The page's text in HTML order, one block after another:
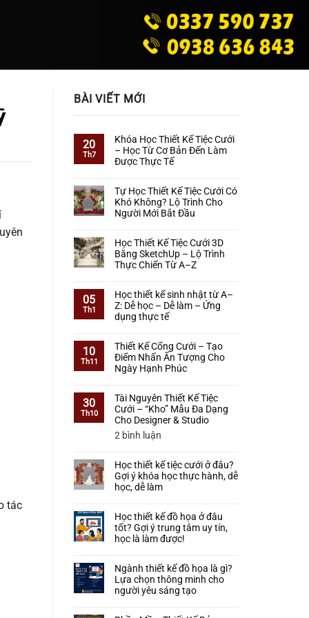
tác
BÀI VIẾT MỚI
20
Th7
Khóa Học Thiết Kế Tiệc Cưới
– Học Từ Cơ Bản Đến Làm
Được Thực Tế
có
bình
luận
ở
Học
Thiết
Kế
Tiệc
–
Học
Từ
Bản
Đến
Làm
Được
Tế
Tự Học Thiết Kế Tiệc Cưới Có
Khó Không? Lộ Trình Cho
Người Mới Bắt Đầu
có
bình
luận
ở
Học
Thiết
Kế
Tiệc
Có
Khó
Không?
Trình
Cho
Người
Mới
Bắt
Học Thiết Kế Tiệc Cưới 3D
Bằng SketchUp – Lộ Trình
Thực Chiến Từ A–Z
có
bình
luận
ở
Thiết
Kế
Tiệc
Cưới
Bằng
SketchUp
–
Lộ
Chiến
Từ
A–
05
Th1
Học thiết kế sinh nhật từ A–
Z: Dễ học – Dễ làm – Ứng
dụng thực tế
có
bình
luận
ở
thiết
kế
sinh
nhật
từ
Z:
Dễ
học
làm
–
Ứng
thực
tế
10
Th11
Thiết Kế Cổng Cưới – Tạo
Điểm Nhấn Ấn Tượng Cho
Ngày Hạnh Phúc
có
bình
luận
ở
Thiết
Cổng
Cưới
–
Tạo
Nhấn
Ấn
Tượng
Cho
Hạnh
Phúc
30
Th10
Tài Nguyên Thiết Kế Tiệc
Cưới – “Kho” Mẫu Đa Dạng
Cho Designer & Studio
2 bình luận
Thiết
Kế
Tiệc
–
“Kho”
Mẫu
Đa
Cho
Designer
&
Studio
Học thiết kế tiệc cưới ở đâu?
Gợi ý khóa học thực hành, dễ
học, dễ làm
có
bình
luận
ở
thiết
kế
tiệc
cưới
Học thiết kế đồ họa ở đâu
tốt? Gợi ý trung tâm uy tín,
học là làm được!
có
bình
luận
ở
Ngành thiết kế đồ họa là gì?
Lựa chọn thông minh cho
người yêu sáng tạo
có